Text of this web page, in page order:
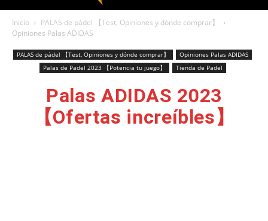
Inicio
PALAS de pádel 【Test, Opiniones y dónde comprar】
Opiniones Palas ADIDAS
PALAS de pádel 【Test, Opiniones y dónde comprar】
Opiniones Palas ADIDAS
Palas de Padel 2023 【Potencia tu juego】
Tienda de Padel
Palas ADIDAS 2023
【Ofertas increíbles】